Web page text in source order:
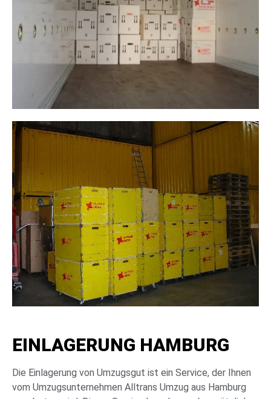
EINLAGERUNG HAMBURG
Die Einlagerung von Umzugsgut ist ein Service, der Ihnen
vom Umzugsunternehmen Alltrans Umzug aus Hamburg